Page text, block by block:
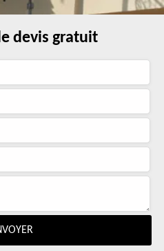
devis gratuit